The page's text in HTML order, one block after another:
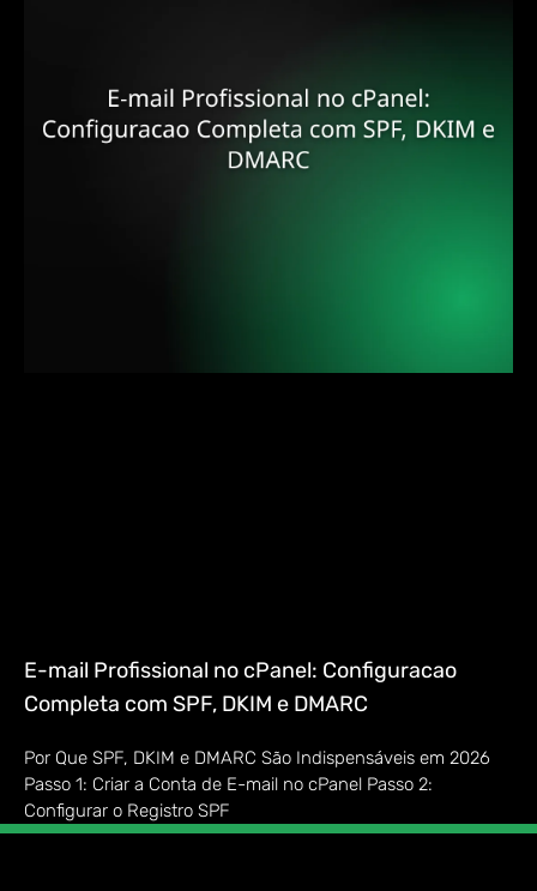
E-mail Profissional no cPanel: Configuracao
Completa com SPF, DKIM e DMARC
Por Que SPF, DKIM e DMARC São Indispensáveis em 2026
Passo 1: Criar a Conta de E-mail no cPanel Passo 2:
Configurar o Registro SPF